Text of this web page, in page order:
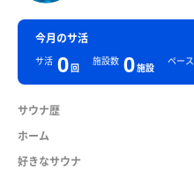
今月のサ活
サ活 0回
施設数 0施設
ペース
サウナ歴
ホーム
好きなサウナ